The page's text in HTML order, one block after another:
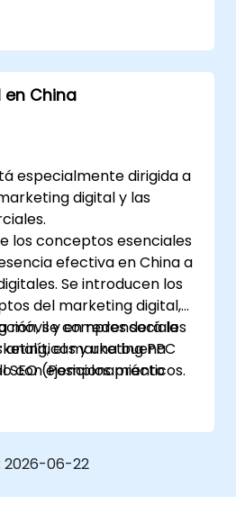
clave del
el marketing móvil y
sociales hasta el
electrónico, la
la importancia
en China
especialmente dirigida a
digital y las
los conceptos esenciales
efectiva en China a
Se introducen los
del marketing digital,
móvil y en redes sociales
el marketing PPC
SEO (Posicionamiento
se comprenderá la
y una buena
con ejemplos prácticos.
2026-06-22